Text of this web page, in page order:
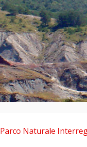
Parco Naturale